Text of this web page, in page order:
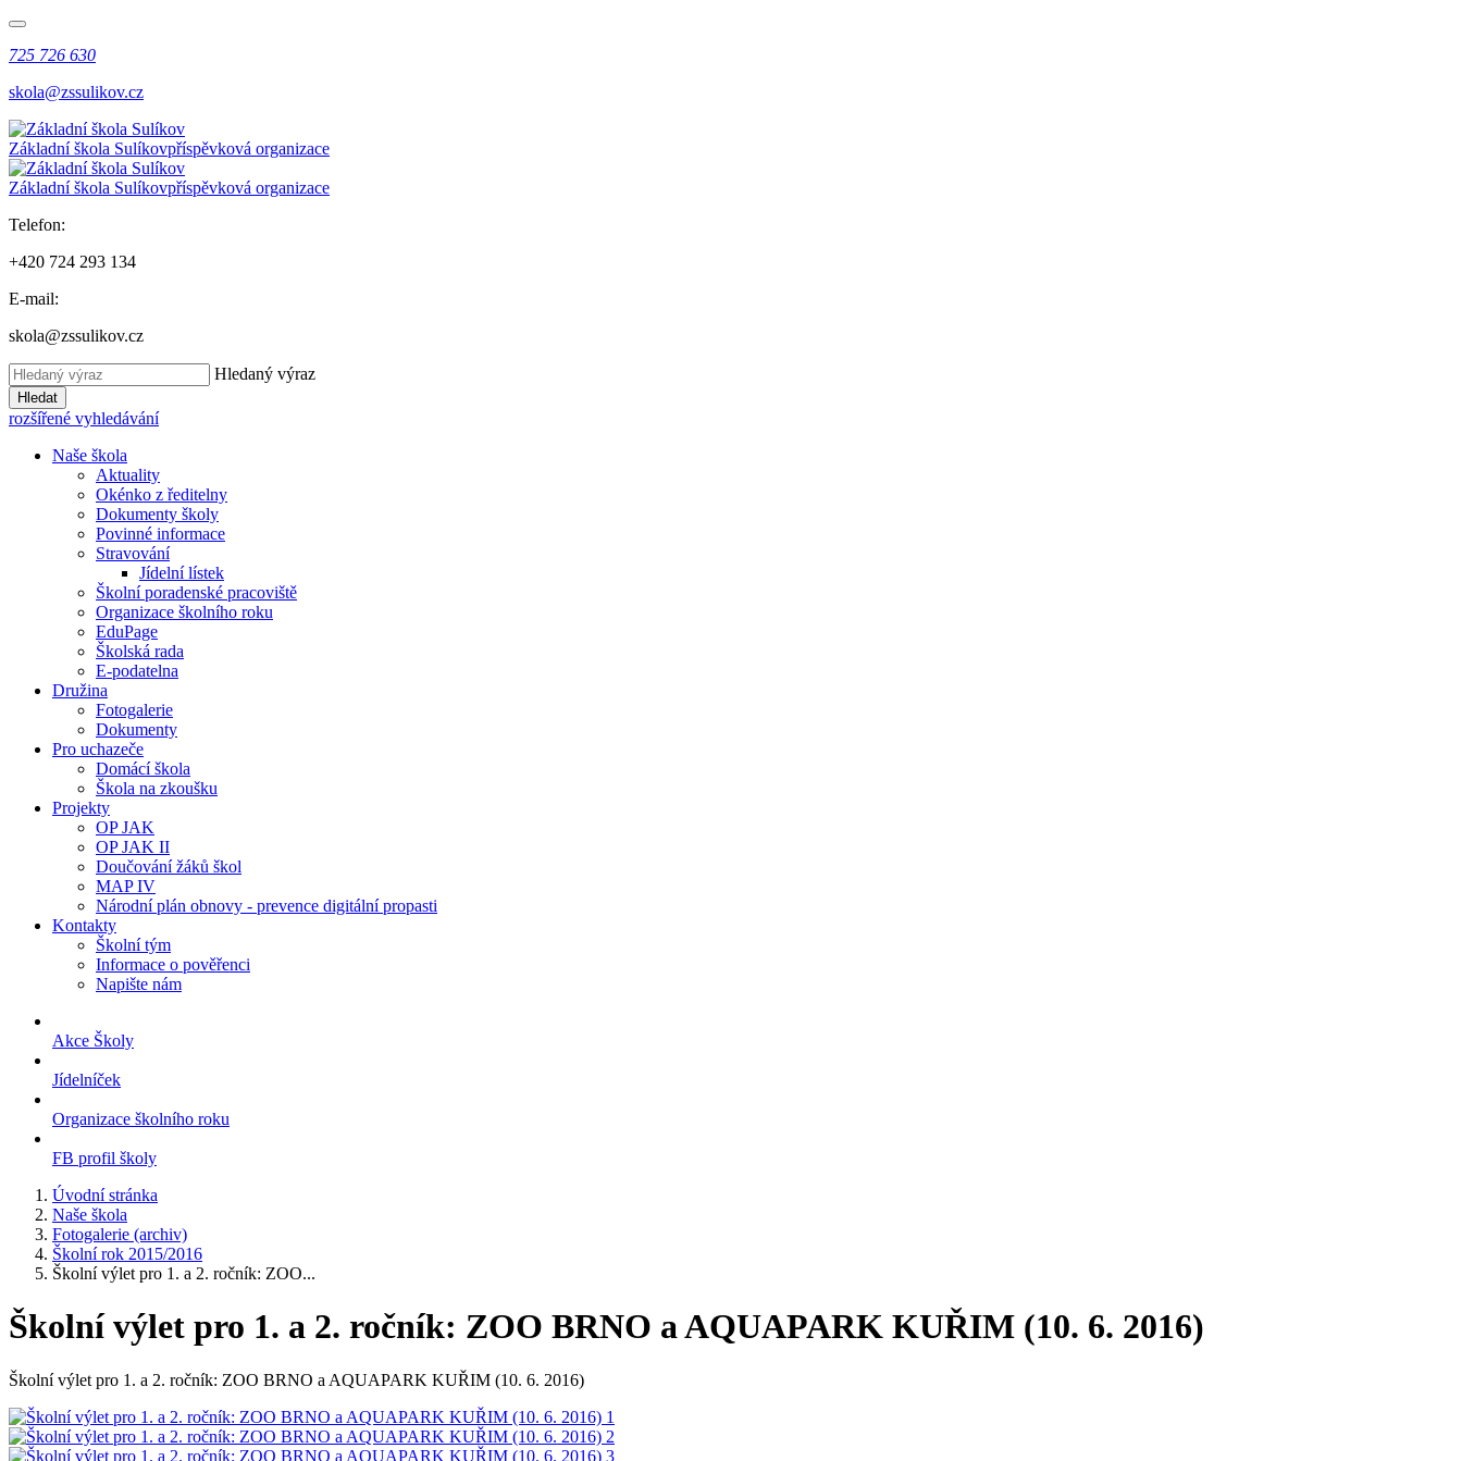
725 726 630
skola@zssulikov.cz
Základní škola Sulíkovpříspěvková organizace
Základní škola Sulíkovpříspěvková organizace
Telefon:
+420 724 293 134
E-mail:
skola@zssulikov.cz
Hledaný výraz
Hledat
rozšířené vyhledávání
Naše škola
Aktuality
Okénko z ředitelny
Dokumenty školy
Povinné informace
Stravování
Jídelní lístek
Školní poradenské pracoviště
Organizace školního roku
EduPage
Školská rada
E-podatelna
Družina
Fotogalerie
Dokumenty
Pro uchazeče
Domácí škola
Škola na zkoušku
Projekty
OP JAK
OP JAK II
Doučování žáků škol
MAP IV
Národní plán obnovy - prevence digitální propasti
Kontakty
Školní tým
Informace o pověřenci
Napište nám
Akce Školy
Jídelníček
Organizace školního roku
FB profil školy
Úvodní stránka
Naše škola
Fotogalerie (archiv)
Školní rok 2015/2016
Školní výlet pro 1. a 2. ročník: ZOO...
Školní výlet pro 1. a 2. ročník: ZOO BRNO a AQUAPARK KUŘIM (10. 6. 2016)
Školní výlet pro 1. a 2. ročník: ZOO BRNO a AQUAPARK KUŘIM (10. 6. 2016)